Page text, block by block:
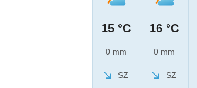
15 °C
0 mm
SZ
16 °C
0 mm
SZ